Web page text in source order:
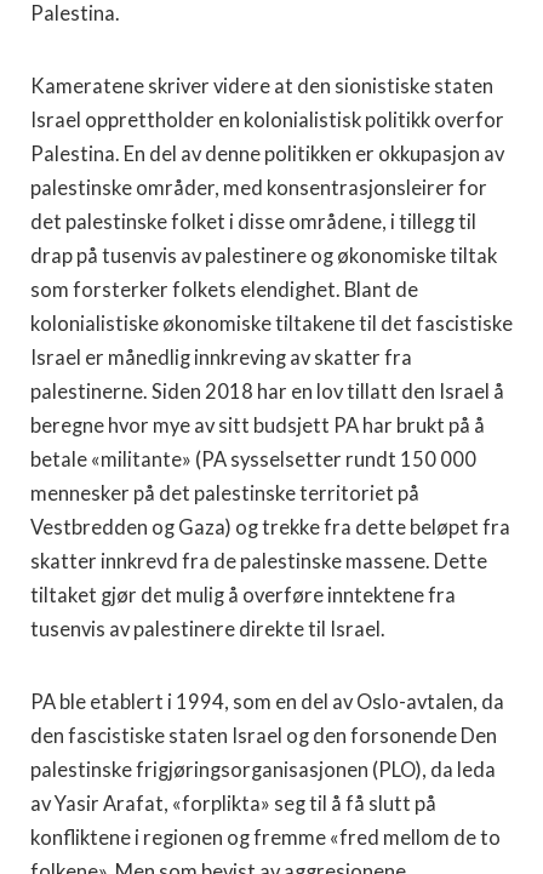
Palestina.
Kameratene skriver videre at den sionistiske staten
Israel opprettholder en kolonialistisk politikk overfor
Palestina. En del av denne politikken er okkupasjon av
palestinske områder, med konsentrasjonsleirer for
det palestinske folket i disse områdene, i tillegg til
drap på tusenvis av palestinere og økonomiske tiltak
som forsterker folkets elendighet. Blant de
kolonialistiske økonomiske tiltakene til det fascistiske
Israel er månedlig innkreving av skatter fra
palestinerne. Siden 2018 har en lov tillatt den Israel å
beregne hvor mye av sitt budsjett PA har brukt på å
betale «militante» (PA sysselsetter rundt 150 000
mennesker på det palestinske territoriet på
Vestbredden og Gaza) og trekke fra dette beløpet fra
skatter innkrevd fra de palestinske massene. Dette
tiltaket gjør det mulig å overføre inntektene fra
tusenvis av palestinere direkte til Israel.
PA ble etablert i 1994, som en del av Oslo-avtalen, da
den fascistiske staten Israel og den forsonende Den
palestinske frigjøringsorganisasjonen (PLO), da leda
av Yasir Arafat, «forplikta» seg til å få slutt på
konfliktene i regionen og fremme «fred mellom de to